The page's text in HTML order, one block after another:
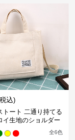
込)
トート 二通り持てる
イ生地のショルダー
全6色